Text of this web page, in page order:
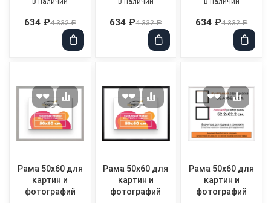
634 ₽4 332 ₽ 634 ₽4 332 ₽ 634 ₽4 332 ₽
Рама 50x60 для
картин и
фотографий
Рама 50x60 для
картин и
фотографий
Рама 50x60 для
картин и
фотографий